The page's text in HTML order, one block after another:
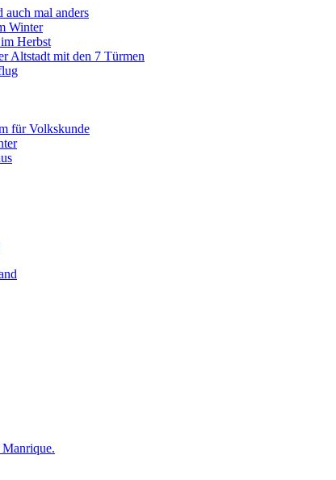
auch mal anders
Winter
Herbst
Altstadt mit den 7 Türmen
für Volkskunde